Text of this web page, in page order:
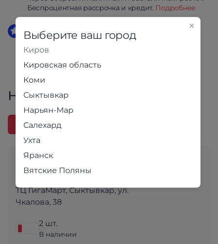
Беспроцентная рассрочка и кредит. Подробнее
Гарантия 1 год
собственная сервисная служба.
Наличие в магазинах
Адреса
Магазин в ТЦ
"ГигаМарт"
ТЦ ГигаМарт, Сыктывкар, ул.
Чкалова, 38
2 шт.
В наличии
Выберите ваш город
Киров
Кировская область
Коми
Сыктывкар
Нарьян-Мар
Салехард
Ухта
Яранск
Вятские Поляны